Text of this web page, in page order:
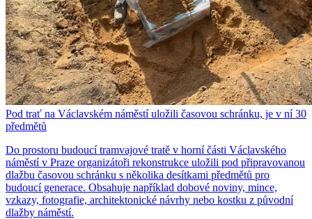
Pod trať na Václavském náměstí uložili časovou schránku, je v ní 30
předmětů
Do prostoru budoucí tramvajové tratě v horní části Václavského
náměstí v Praze organizátoři rekonstrukce uložili pod připravovanou
dlažbu časovou schránku s několika desítkami předmětů pro
budoucí generace. Obsahuje například dobové noviny, mince,
vzkazy, fotografie, architektonické návrhy nebo kostku z původní
dlažby náměstí.